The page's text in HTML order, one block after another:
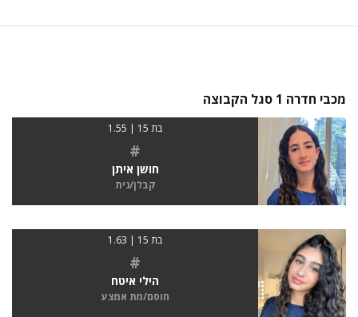
מכבי חדרה 1 סגל הקבוצה
בת 15 | 1.55
#
חושן איתן
קבלן/נית
בת 15 | 1.63
#
הילי איטח
חוסם/מת אמצע